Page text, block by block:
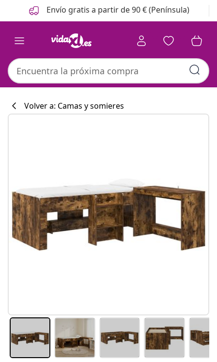
Anterior
Siguiente Envío gratis a partir de 90 € (Península)
#sharemevidaxl
Volver a: Camas y somieres